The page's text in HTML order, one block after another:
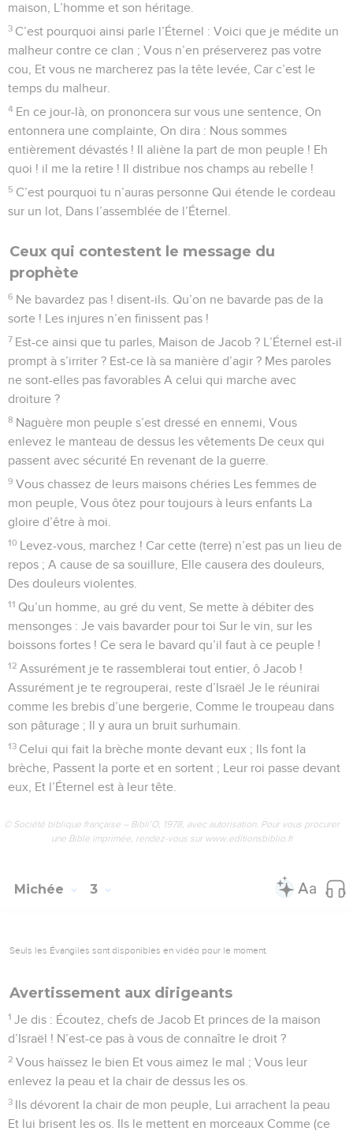
maison, L’homme et son héritage.
3 C’est pourquoi ainsi parle l’Éternel : Voici que je médite un
malheur contre ce clan ; Vous n’en préserverez pas votre
cou, Et vous ne marcherez pas la tête levée, Car c’est le
temps du malheur.
4 En ce jour-là, on prononcera sur vous une sentence, On
entonnera une complainte, On dira : Nous sommes
entièrement dévastés ! Il aliène la part de mon peuple ! Eh
quoi ! il me la retire ! Il distribue nos champs au rebelle !
5 C’est pourquoi tu n’auras personne Qui étende le cordeau
sur un lot, Dans l’assemblée de l’Éternel.
Ceux qui contestent le message du
prophète
6 Ne bavardez pas ! disent-ils. Qu’on ne bavarde pas de la
sorte ! Les injures n’en finissent pas !
7 Est-ce ainsi que tu parles, Maison de Jacob ? L’Éternel est-il
prompt à s’irriter ? Est-ce là sa manière d’agir ? Mes paroles
ne sont-elles pas favorables A celui qui marche avec
droiture ?
8 Naguère mon peuple s’est dressé en ennemi, Vous
enlevez le manteau de dessus les vêtements De ceux qui
passent avec sécurité En revenant de la guerre.
9 Vous chassez de leurs maisons chéries Les femmes de
mon peuple, Vous ôtez pour toujours à leurs enfants La
gloire d’être à moi.
10 Levez-vous, marchez ! Car cette (terre) n’est pas un lieu de
repos ; A cause de sa souillure, Elle causera des douleurs,
Des douleurs violentes.
11 Qu’un homme, au gré du vent, Se mette à débiter des
mensonges : Je vais bavarder pour toi Sur le vin, sur les
boissons fortes ! Ce sera le bavard qu’il faut à ce peuple !
12 Assurément je te rassemblerai tout entier, ô Jacob !
Assurément je te regrouperai, reste d’Israël Je le réunirai
comme les brebis d’une bergerie, Comme le troupeau dans
son pâturage ; Il y aura un bruit surhumain.
13 Celui qui fait la brèche monte devant eux ; Ils font la
brèche, Passent la porte et en sortent ; Leur roi passe devant
eux, Et l’Éternel est à leur tête.
© Société biblique française – Bibli’O, 1978, avec autorisation. Pour vous procurer
une Bible imprimée, rendez-vous sur www.editionsbiblio.fr
Michée 3
Seuls les Évangiles sont disponibles en vidéo pour le moment.
Avertissement aux dirigeants
1 Je dis : Écoutez, chefs de Jacob Et princes de la maison
d’Israël ! N’est-ce pas à vous de connaître le droit ?
2 Vous haïssez le bien Et vous aimez le mal ; Vous leur
enlevez la peau et la chair de dessus les os.
3 Ils dévorent la chair de mon peuple, Lui arrachent la peau
Et lui brisent les os. Ils le mettent en morceaux Comme (ce